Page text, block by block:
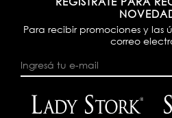
Para recibir promociones y las
correo